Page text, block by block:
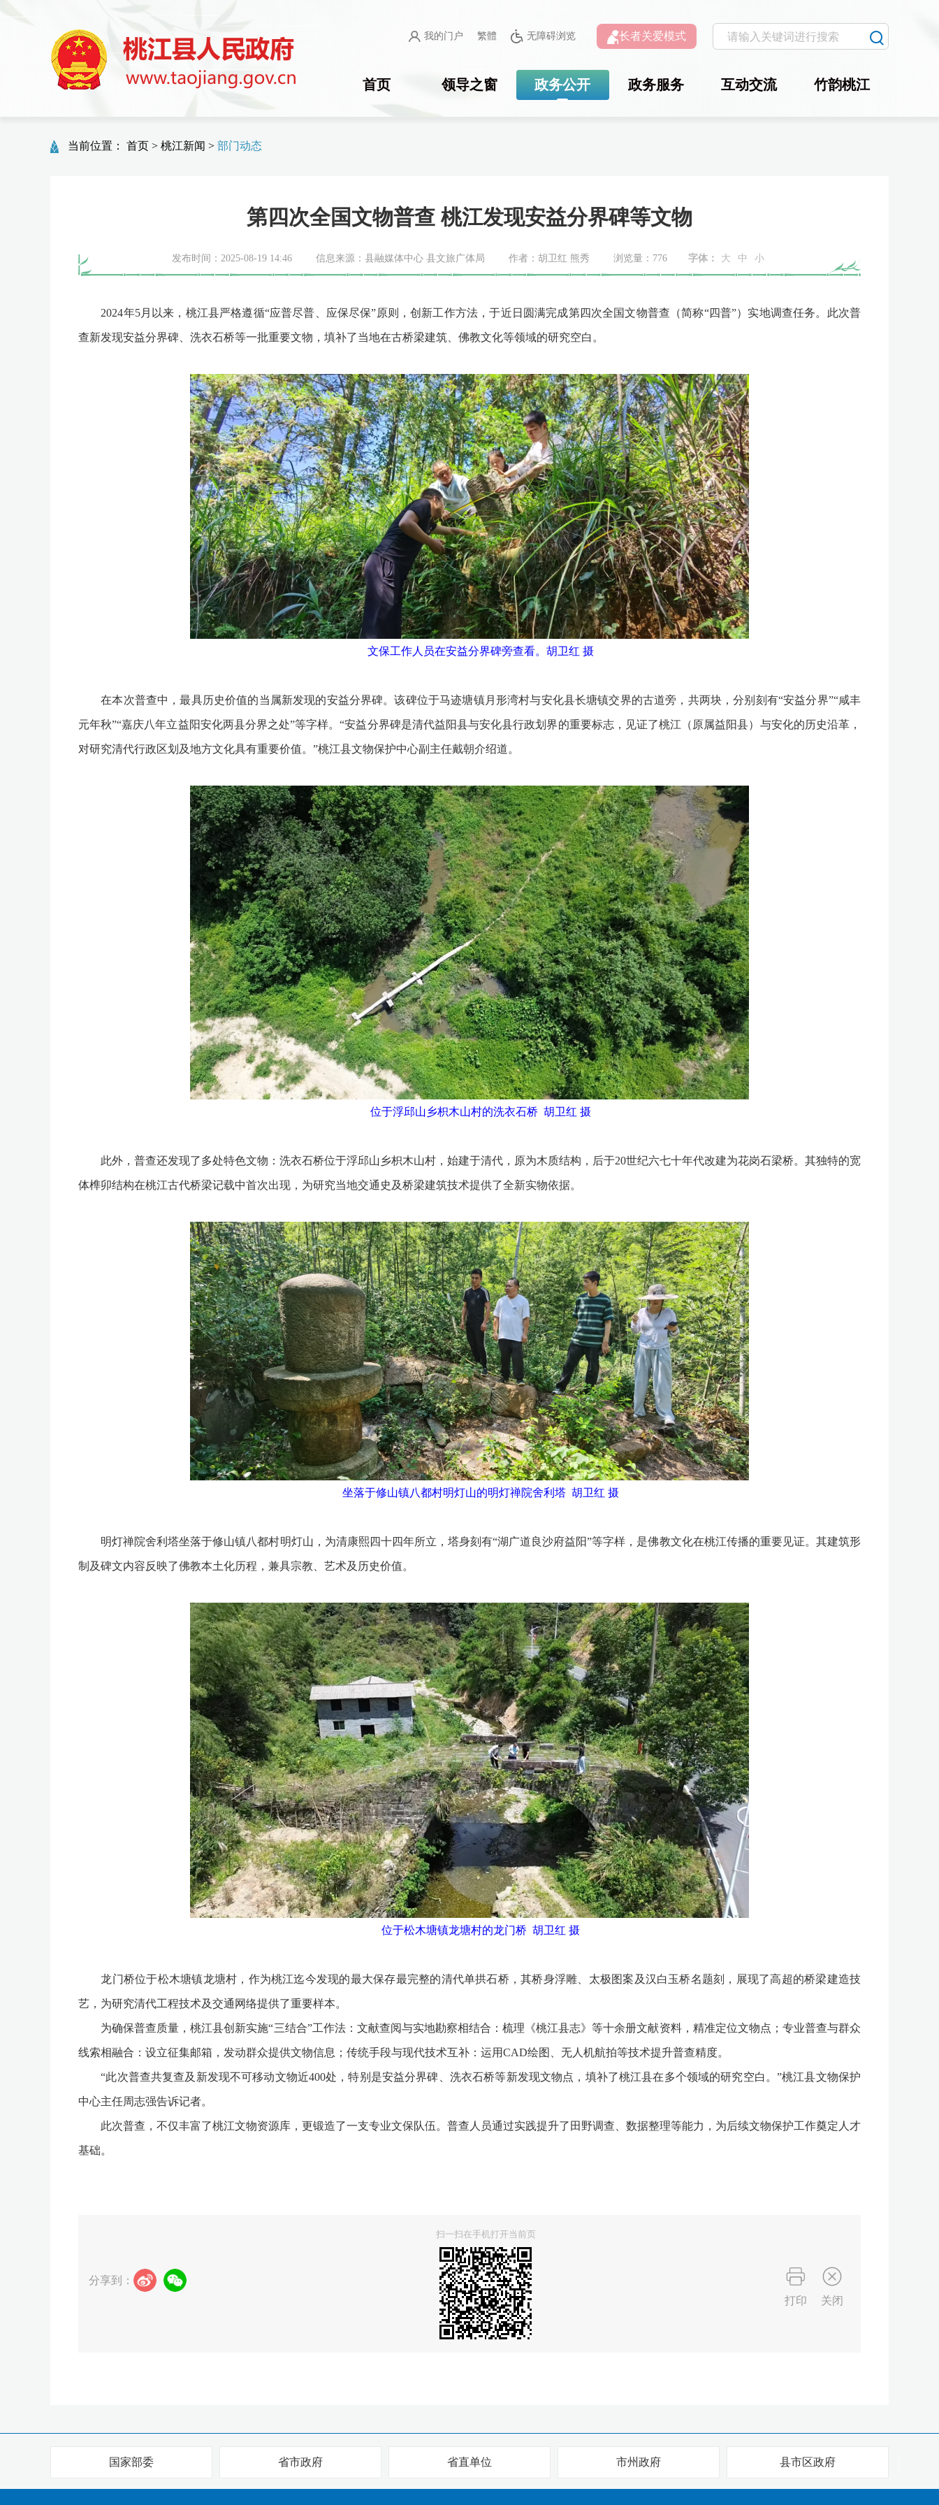
我的门户 繁體 无障碍浏览 长者关爱模式
首页 领导之窗 政务公开 政务服务 互动交流 竹韵桃江
当前位置： 首页 > 桃江新闻 > 部门动态
第四次全国文物普查 桃江发现安益分界碑等文物
发布时间：2025-08-19 14:46 信息来源：县融媒体中心 县文旅广体局 作者：胡卫红 熊秀 浏览量： 776 字体： 大 中 小
2024年5月以来，桃江县严格遵循“应普尽普、应保尽保”原则，创新工作方法，于近日圆满完成第四次全国文物普查（简称“四普”）实地调查任务。此次普
查新发现安益分界碑、洗衣石桥等一批重要文物，填补了当地在古桥梁建筑、佛教文化等领域的研究空白。
文保工作人员在安益分界碑旁查看。胡卫红 摄
在本次普查中，最具历史价值的当属新发现的安益分界碑。该碑位于马迹塘镇月形湾村与安化县长塘镇交界的古道旁，共两块，分别刻有“安益分界”“咸丰
元年秋”“嘉庆八年立益阳安化两县分界之处”等字样。“安益分界碑是清代益阳县与安化县行政划界的重要标志，见证了桃江（原属益阳县）与安化的历史沿革，
对研究清代行政区划及地方文化具有重要价值。”桃江县文物保护中心副主任戴朝介绍道。
位于浮邱山乡枳木山村的洗衣石桥 胡卫红 摄
此外，普查还发现了多处特色文物：洗衣石桥位于浮邱山乡枳木山村，始建于清代，原为木质结构，后于20世纪六七十年代改建为花岗石梁桥。其独特的宽
体榫卯结构在桃江古代桥梁记载中首次出现，为研究当地交通史及桥梁建筑技术提供了全新实物依据。
坐落于修山镇八都村明灯山的明灯禅院舍利塔 胡卫红 摄
明灯禅院舍利塔坐落于修山镇八都村明灯山，为清康熙四十四年所立，塔身刻有“湖广道良沙府益阳”等字样，是佛教文化在桃江传播的重要见证。其建筑形
制及碑文内容反映了佛教本土化历程，兼具宗教、艺术及历史价值。
位于松木塘镇龙塘村的龙门桥 胡卫红 摄
龙门桥位于松木塘镇龙塘村，作为桃江迄今发现的最大保存最完整的清代单拱石桥，其桥身浮雕、太极图案及汉白玉桥名题刻，展现了高超的桥梁建造技
艺，为研究清代工程技术及交通网络提供了重要样本。
为确保普查质量，桃江县创新实施“三结合”工作法：文献查阅与实地勘察相结合：梳理《桃江县志》等十余册文献资料，精准定位文物点；专业普查与群众
线索相融合：设立征集邮箱，发动群众提供文物信息；传统手段与现代技术互补：运用CAD绘图、无人机航拍等技术提升普查精度。
“此次普查共复查及新发现不可移动文物近400处，特别是安益分界碑、洗衣石桥等新发现文物点，填补了桃江县在多个领域的研究空白。”桃江县文物保护
中心主任周志强告诉记者。
此次普查，不仅丰富了桃江文物资源库，更锻造了一支专业文保队伍。普查人员通过实践提升了田野调查、数据整理等能力，为后续文物保护工作奠定人才
基础。
分享到：
扫一扫在手机打开当前页
打印 关闭
国家部委 省市政府 省直单位 市州政府 县市区政府